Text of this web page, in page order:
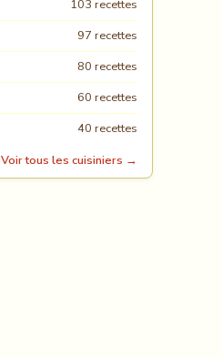
103 recettes
97 recettes
80 recettes
60 recettes
40 recettes
Voir tous les cuisiniers →